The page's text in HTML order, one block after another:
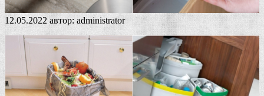
12.05.2022 автор: administrator